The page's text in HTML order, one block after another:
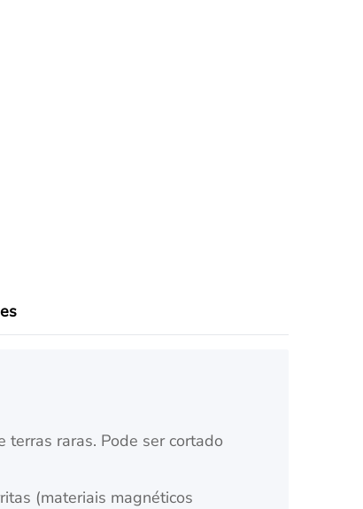
raras. Pode ser cortado
(materiais magnéticos